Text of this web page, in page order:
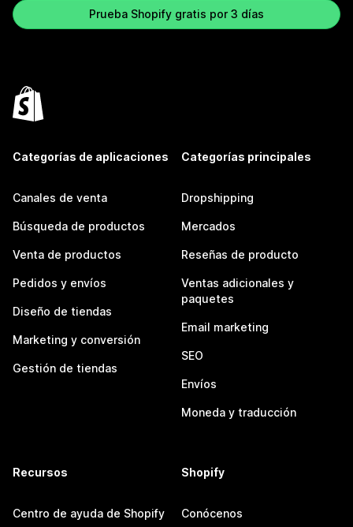
Prueba Shopify gratis por 3 días
Categorías de aplicaciones
Canales de venta
Búsqueda de productos
Venta de productos
Pedidos y envíos
Diseño de tiendas
Marketing y conversión
Gestión de tiendas
Categorías principales
Dropshipping
Mercados
Reseñas de producto
Ventas adicionales y
paquetes
Email marketing
SEO
Envíos
Moneda y traducción
Recursos
Centro de ayuda de Shopify
Shopify
Conócenos